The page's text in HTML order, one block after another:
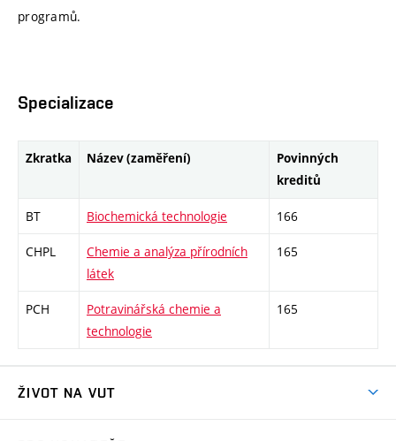
programů.
Specializace
Zkratka Název (zaměření)
Povinných
kreditů
BT Biochemická technologie 166
CHPL
Chemie a analýza přírodních
látek
165
PCH
Potravinářská chemie a
technologie
165
ŽIVOT NA VUT